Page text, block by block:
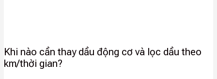
Khi nào cần thay dầu động cơ và lọc dầu theo
km/thời gian?